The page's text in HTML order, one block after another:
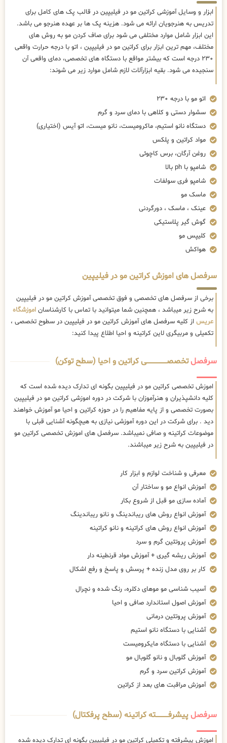
ابزار و وسایل آموزشی کراتین مو در فیلیپین در قالب پک های کامل برای
تدریس به هنرجویان ارائه می شود. هزینه پک ها بر عهده هنرجو می باشد.
این ابزار شامل موارد مختلفی می شود برای صاف کردن مو به روش های
مختلف، مهم ترین ابزار برای کراتین مو در فیلیپین ، اتو با درجه حرارت واقعی
۲۳۰ درجه است که بیشتر مواقع با دستگاه های تخصصی، دمای واقعی آن
سنجیده می شود. بقیه ابزارآلات لازم شامل موارد زیر می شوند:
اتو مو با درجه ۲۳۰
سشوار دستی و کلاهی با دمای سرد و گرم
دستگاه نانو استیم، ماکرومیست، نانو میست، اتو آیس (اختیاری)
مواد کراتین و پلکس
روغن آرگان، برس کاچوئی
شامپو با ph بالا
شامپو فری سولفات
ماسک مو
عینک ، ماسک ، دورگردنی
گوش گیر پلاستیکی
کلیپس مو
هواکش
سرفصل های اموزش کراتین مو در فیلیپین
برخی از سرفصل های تخصصی و فوق تخصصی آموزش کراتین مو در فیلیپین
به شرح زیر میباشد ، همچنین شما میتوانید با تماس با کارشناسان اموزشگاه
عریس از کلیه سرفصل های آموزش کراتین مو در فیلیپین در سطوح تخصصی ،
تکمیلی و مربیگری لاین کراتینه و احیا اطلاع پیدا کنید:
سرفصلتخصصــــــــــــــــــــی کراتین و احیا (سطح توکن)
اموزش تخصصی کراتین مو در فیلیپین بگونه ای تدارک دیده شده است که
کلیه دانشپذیران و هنرآموزان با شرکت در دوره اموزشی کراتین مو در فیلیپین
بصورت تخصصی و از پایه مفاهیم را در حوزه کراتین و احیا مو آموزش خواهند
دید . برای شرکت در این دوره آموزشی نیازی به هیچگونه آشنایی قبلی با
موضوعات کراتینه و صافی نمیباشد. سرفصل های اموزش تخصصی کراتین مو
در فیلیپین به شرح زیر میباشند.
معرفی و شناخت لوازم و ابزار کار
آموزش انواع مو و ساختار آن
آماده سازی مو قبل از شروع بکار
آموزش انواع روش های ریباندینگ و نانو ریباندینگ
آموزش انواع روش های کراتینه و نانو کراتینه
آموزش پروتئین گرم و سرد
آموزش ریشه گیری + آموزش مواد قرنطینه دار
کار بر روی مدل زنده + پرسش و پاسخ و رفع اشکال
آسیب شناسی مو موهای دکلره، رنگ شده و نچرال
آموزش اصول استاندارد صافی و احیا
آموزش پروتئین درمانی
آشنایی با دستگاه نانو استیم
آشنایی با دستگاه مایکرومیست
آموزش گلوبال و نانو گلوبال مو
آموزش کراتین سرد و گرم
آموزش مراقبت های بعد از کراتین
سرفصلپیشرفــــــــــــته کراتینه (سطح پرفکتال)
اموزش پیشرفته و تکمیلی کراتین مو در فیلیپین بگونه ای تدارک دیده شده